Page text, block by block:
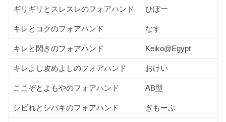
ギリギリとスレスレのフォアハンド ひぽー
キレとコクのフォアハンド なす
キレと閃きのフォアハンド Keiko@Egypt
キレよし攻めよしのフォアハンド おけい
ここぞとよもやのフォアハンド AB型
シビれとシバキのフォアハンド ぎもーぶ